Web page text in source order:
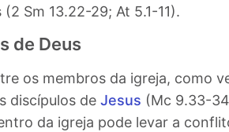
Sm 13.22-29; At 5.1-11).
de Deus
os membros da igreja, como
discípulos de Jesus (Mc 9.33-
da igreja pode levar a